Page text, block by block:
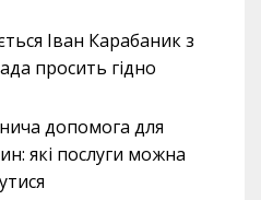
Іван Карабаник з
просить гідно
допомога для
які послуги можна